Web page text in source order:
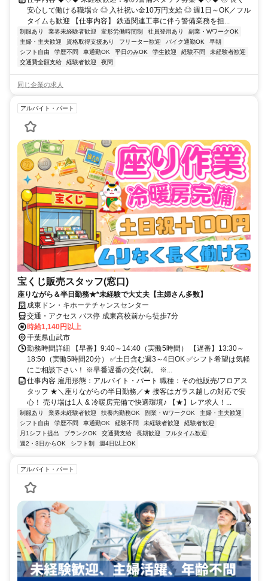
安心して働ける職場☆ ◎ 入社祝い金10万円支給 ◎ 週1日～OK／フル
タイムも歓迎 【仕事内容】 鉄道関連工事に伴う警備業務を担...
制服あり 業界未経験者歓迎 変形労働時間制 社員登用あり
副業・WワークOK
主婦・主夫歓迎
資格取得支援あり フリーター歓迎 バイク通勤OK
早朝
シフト自由
学歴不問 車通勤OK 平日のみOK 学生歓迎 経験不問
未経験者歓迎
交通費全額支給
経験者歓迎 夜間
同じ企業の求人
アルバイト・パート
宝くじ販売スタッフ(窓口)
座りながら＆半日勤務★*未経験で大丈夫【主婦さん多数】
成東ドン・キホーテチャンスセンター
交通・アクセス バス停 成東高校前から徒歩7分
時給1,140円以上
千葉県山武市
勤務時間詳細 【早番】9:40～14:40（実働5時間） 【遅番】13:30～
18:50（実働5時間20分） ✅土日含む週3～4日OK ✅シフト希望は気軽
にご相談下さい！ ※早番遅番の交代制。 ※...
仕事内容 雇用形態：アルバイト・パート 職種：その他販売/フロアス
タッフ ★＼座りながらの半日勤務／★ 接客はガラス越しの対応で安
心！ 売り場は1人 & 冷暖房完備で快適環境♪ 【★】レア求人！...
制服あり 業界未経験者歓迎 扶養内勤務OK 副業・WワークOK
主婦・主夫歓迎
シフト自由
学歴不問 車通勤OK 経験不問 未経験者歓迎
経験者歓迎
月1シフト提出
ブランクOK 交通費支給 長期歓迎
フルタイム歓迎
週2・3日からOK
シフト制 週4日以上OK
アルバイト・パート